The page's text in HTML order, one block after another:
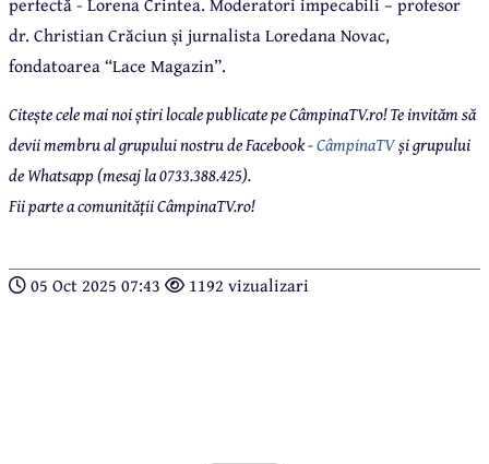
dr. Christian Crăciun și jurnalista Loredana Novac,
fondatoarea “Lace Magazin”.
Citește cele mai noi știri locale publicate pe CâmpinaTV.ro! Te invităm să
devii membru al grupului nostru de Facebook -CâmpinaTVși grupului
de Whatsapp (mesaj la 0733.388.425).
Fii parte a comunității CâmpinaTV.ro!
05 Oct 2025 07:43 1192 vizualizari